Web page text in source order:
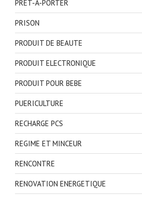
PRET-A-PORTER
PRISON
PRODUIT DE BEAUTE
PRODUIT ELECTRONIQUE
PRODUIT POUR BEBE
PUERICULTURE
RECHARGE PCS
REGIME ET MINCEUR
RENCONTRE
RENOVATION ENERGETIQUE